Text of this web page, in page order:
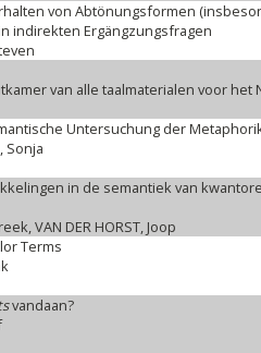
von Abtönungsformen
indirekten Ergängzungsfragen
van alle taalmaterialen voor het
Untersuchung der
Sonja
in de semantiek van
VAN DER HORST, Joop
Terms
vandaan?